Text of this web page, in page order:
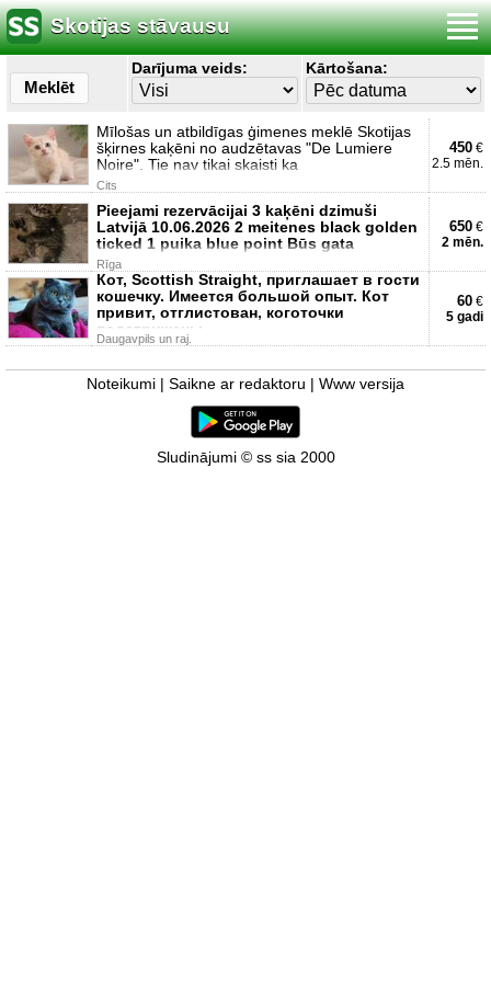
Skotijas stāvausu
Meklēt
Darījuma veids: Kārtošana:
Mīlošas un atbildīgas ģimenes meklē Skotijas
šķirnes kaķēni no audzētavas "De Lumiere
Noire". Tie nav tikai skaisti ka
Cits
450 €
2.5 mēn.
Pieejami rezervācijai 3 kaķēni dzimuši
Latvijā 10.06.2026 2 meitenes black golden
ticked 1 puika blue point Būs gata
Rīga
650 €
2 mēn.
Кот, Scottish Straight, приглашает в гости
кошечку. Имеется большой опыт. Кот
привит, отглистован, коготочки
подстрижены
Daugavpils un raj.
60 €
5 gadi
Noteikumi Saikne ar redaktoru Www versija
Sludinājumi © ss sia 2000